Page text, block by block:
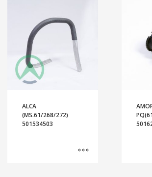
ALCA
(MS.61/268/272)
501534503